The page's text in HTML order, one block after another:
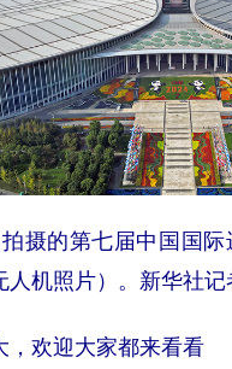
拍摄的第七届中国国
人机照片）。新华社
，欢迎大家都来看看